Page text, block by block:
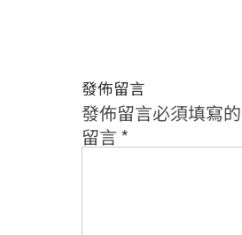
發佈留言
發佈留言必須填寫
留言 *